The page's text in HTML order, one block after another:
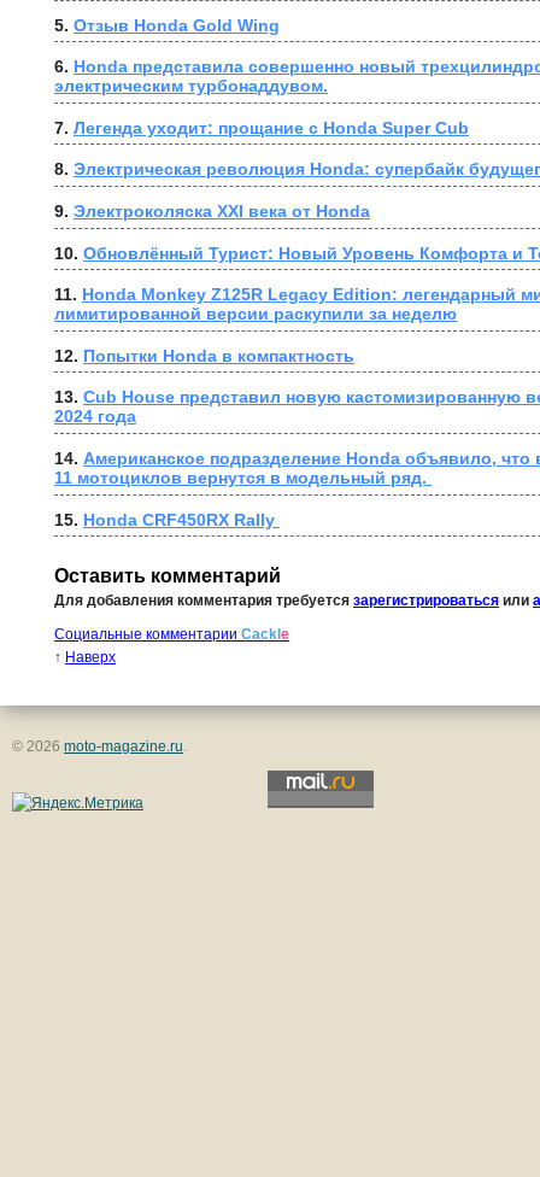
5. Отзыв Honda Gold Wing
6. Honda представила совершенно новый
электрическим турбонаддувом.
7. Легенда уходит: прощание с Honda Super Cub
8. Электрическая революция Honda: супербайк
9. Электроколяска XXI века от Honda
10. Обновлённый Турист: Новый Уровень Комфорта и
11. Honda Monkey Z125R Legacy Edition: легендарный
лимитированной версии раскупили за неделю
12. Попытки Honda в компактность
13. Cub House представил новую кастомизированную
2024 года
14. Американское подразделение Honda объявило, что
11 мотоциклов вернутся в модельный ряд.
15. Honda CRF450RX Rally
Оставить комментарий
Для добавления комментария требуется зарегистрироваться или
Социальные комментарии Cackl e
↑ Наверх
© 2026 moto-magazine.ru.